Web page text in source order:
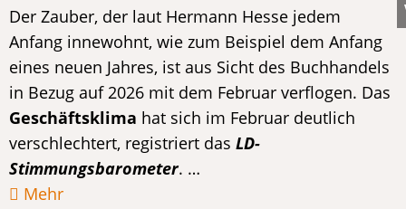
Der Zauber, der laut Hermann Hesse jedem
Anfang innewohnt, wie zum Beispiel dem Anfang
eines neuen Jahres, ist aus Sicht des Buchhandels
in Bezug auf 2026 mit dem Februar verflogen. Das
Geschäftsklima hat sich im Februar deutlich
verschlechtert, registriert das LD-
Stimmungsbarometer. …
Mehr